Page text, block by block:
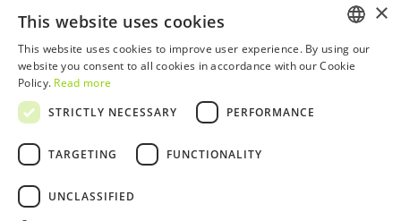
Agenda
Noticias
Restaurantes
Tarjeta WOW
Grupos y eventos
Servicio educativo
Términos y condiciones
Política de privacidad y cookies
Trabaja con nosotros
Libro de reclamaciones
ENGLISH
×
This website uses cookies
This website uses cookies to improve user experience. By using our
website you consent to all cookies in accordance with our Cookie
Policy. Read more
STRICTLY NECESSARY
PERFORMANCE
TARGETING FUNCTIONALITY
UNCLASSIFIED